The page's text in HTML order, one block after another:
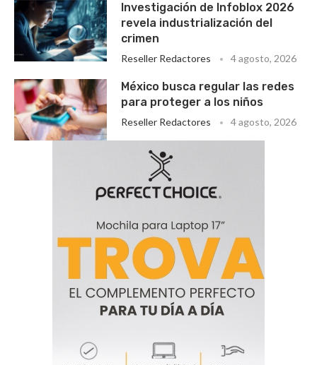
Investigación de Infoblox 2026
revela industrialización del
crimen
Reseller Redactores 4 agosto, 2026
México busca regular las redes
para proteger a los niños
Reseller Redactores 4 agosto, 2026